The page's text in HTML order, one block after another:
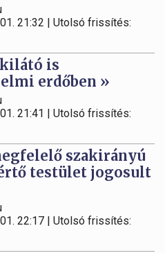
21:32 | Utolsó frissítés:
is
erdőben »
21:41 | Utolsó frissítés:
szakirányú
testület jogosult
22:17 | Utolsó frissítés: